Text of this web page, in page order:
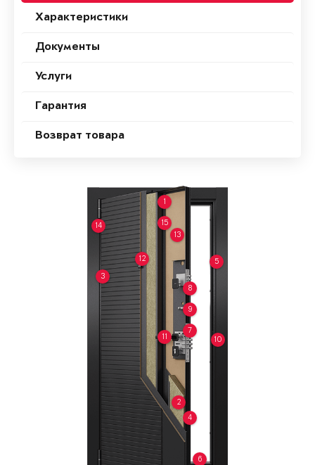
Характеристики
Документы
Услуги
Гарантия
Возврат товара
1
2
3
4
5
6
7
8
9
10
11
12
13
14 15